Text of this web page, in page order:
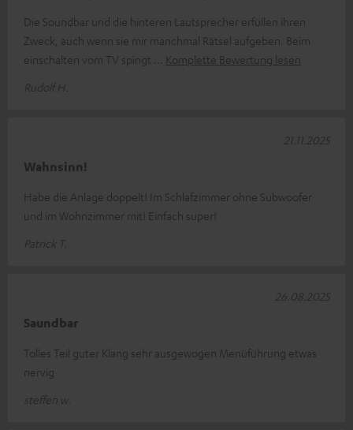
Die Soundbar und die hinteren Lautsprecher erfüllen ihren
Zweck, auch wenn sie mir manchmal Rätsel aufgeben. Beim
einschalten vom TV spingt
Komplette Bewertung lesen
Rudolf H.
Wahnsinn!
Habe die Anlage doppelt! Im Schlafzimmer ohne Subwoofer
und im Wohnzimmer mit! Einfach super!
Patrick T.
21.11.2025
Saundbar
Tolles Teil guter Klang sehr ausgewogen Menüführung etwas
nervig
steffen w.
26.08.2025